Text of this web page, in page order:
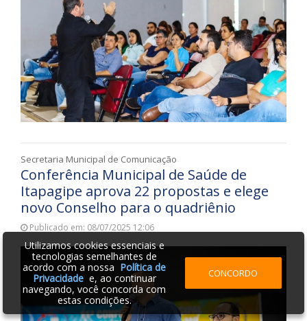
Secretaria Municipal de Comunicação
Conferência Municipal de Saúde de
Itapagipe aprova 22 propostas e elege
novo Conselho para o quadriênio
Publicado em: 08/07/2025 12:06
Utilizamos cookies essenciais e
tecnologias semelhantes de
acordo com a nossa Política de
Privacidadee, ao continuar
navegando, você concorda com
estas condições.
CONCORDO